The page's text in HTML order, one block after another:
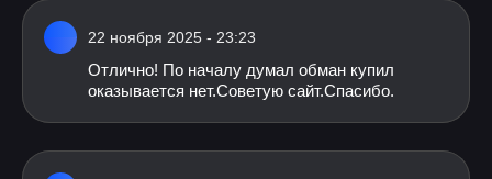
22 ноября 2025 - 23:23
Отлично! По началу думал обман купил
оказывается нет.Советую сайт.Спасибо.